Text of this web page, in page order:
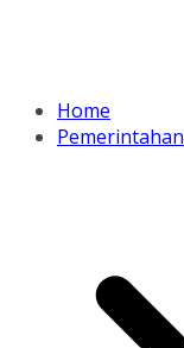
Home
Pemerintahan